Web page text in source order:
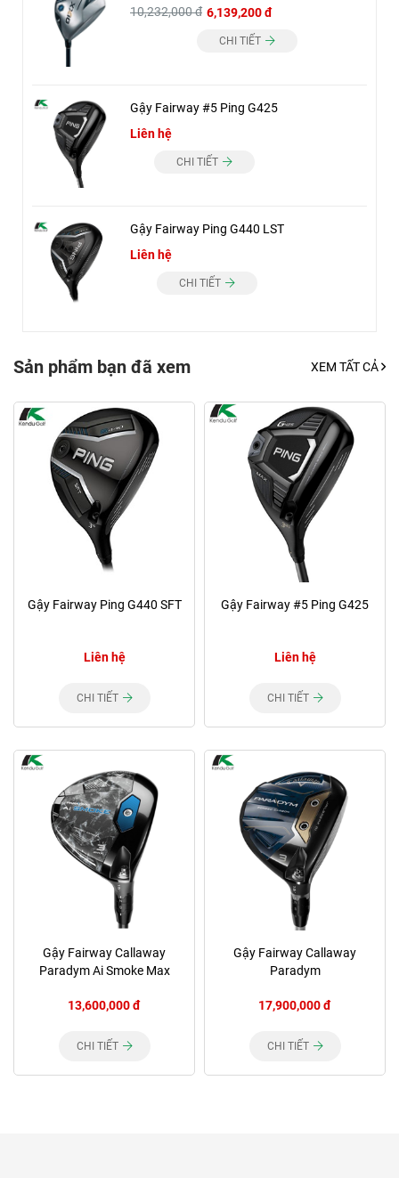
10,232,000 đ 6,139,200 đ
CHI TIẾT
Gậy Fairway #5 Ping G425
Liên hệ
CHI TIẾT
Gậy Fairway Ping G440 LST
Liên hệ
CHI TIẾT
Sản phẩm bạn đã xem XEM TẤT CẢ
Gậy Fairway Ping G440 SFT
Liên hệ
CHI TIẾT
Gậy Fairway #5 Ping G425
Liên hệ
CHI TIẾT
Gậy Fairway Callaway
Paradym Ai Smoke Max
13,600,000 đ
CHI TIẾT
Gậy Fairway Callaway
Paradym
17,900,000 đ
CHI TIẾT